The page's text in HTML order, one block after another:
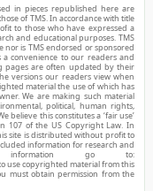
in pieces republished here are
of TMS. In accordance with title
to those who have expressed a
and educational purposes. TMS
is TMS endorsed or sponsored
a convenience to our readers and
pages are often updated by their
versions our readers view when
material the use of which has
We are making such material
political, human rights,
believe this constitutes a ‘fair use’
107 of the US Copyright Law. In
site is distributed without profit to
information for research and
information go to:
use copyrighted material from this
must obtain permission from the